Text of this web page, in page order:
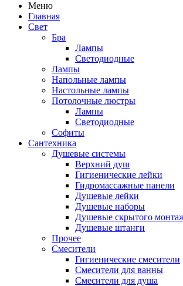
Меню
Главная
Свет
Бра
Лампы
Светодиодные
Лампы
Напольные лампы
Настольные лампы
Потолочные люстры
Лампы
Светодиодные
Софиты
Сантехника
Душевые системы
Верхний душ
Гигиенические лейки
Гидромассажные панели
Душевые лейки
Душевые наборы
Душевые скрытого
Душевые штанги
Прочее
Смесители
Гигиенические смесители
Смесители для ванны
Смесители для душа